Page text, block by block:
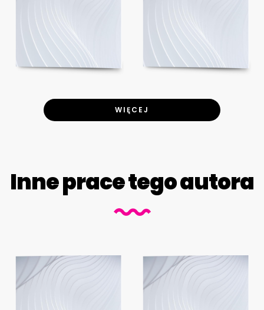
WIĘCEJ
Inne prace tego autora